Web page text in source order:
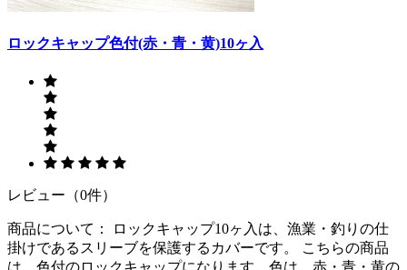
ロックキャップ色付(赤・青・黄)10ヶ入
レビュー（0件）
商品について： ロックキャップ10ヶ入は、漁業・釣りの仕
掛けであるスリーブを保護するカバーです。 こちらの商品
は、色付のロックキャップになります。色は、赤・青・黄の